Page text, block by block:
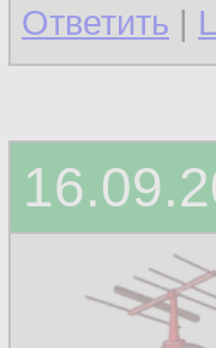
Ответить |